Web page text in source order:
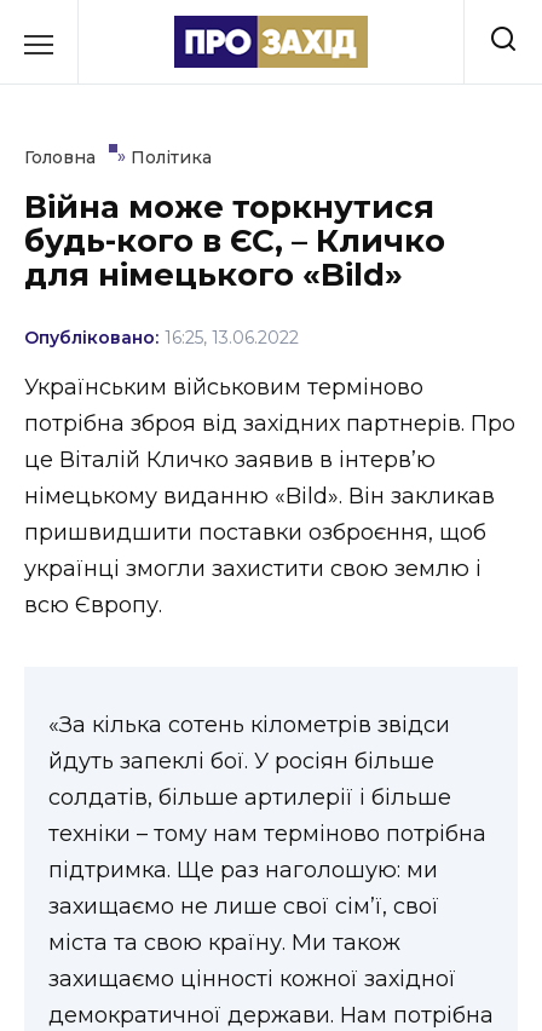
до
Культура
Освіта
Події
Політика
Соціум
Спорт
Стиль життя
Втрачений Ужгород
ЗАКАРПАТСЬКІ НОВИНИ
НОВИНИ ЗАХІДНОЇ УКРАЇНИ
Головна » Політика
Війна може торкнутися
будь-кого в ЄС, – Кличко
для німецького «Bild»
Опубліковано: 16:25, 13.06.2022
Українським військовим терміново
потрібна зброя від західних партнерів. Про
це Віталій Кличко заявив в інтерв’ю
німецькому виданню «Bild». Він закликав
пришвидшити поставки озброєння, щоб
українці змогли захистити свою землю і
всю Європу.
«За кілька сотень кілометрів звідси
йдуть запеклі бої. У росіян більше
солдатів, більше артилерії і більше
техніки – тому нам терміново потрібна
підтримка. Ще раз наголошую: ми
захищаємо не лише свої сім’ї, свої
міста та свою країну. Ми також
захищаємо цінності кожної західної
демократичної держави. Нам потрібна